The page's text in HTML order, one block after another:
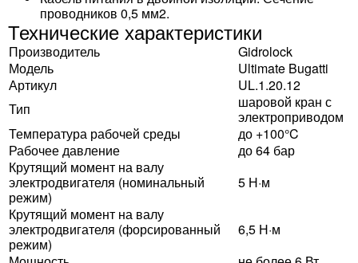
проводников 0,5 мм2.
Технические характеристики
Производитель
Gidrolock
Модель
Ultimate Bugatti
Артикул
UL.1.20.12
Тип
шаровой кран с
электроприводом
Температура рабочей среды
до +100°C
Рабочее давление
до 64 бар
Крутящий момент на валу
электродвигателя (номинальный
режим)
5 Н·м
Крутящий момент на валу
электродвигателя (форсированный
режим)
6,5 Н·м